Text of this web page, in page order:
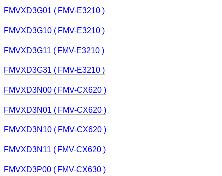
FMVXD3G01 ( FMV-E3210 )
FMVXD3G10 ( FMV-E3210 )
FMVXD3G11 ( FMV-E3210 )
FMVXD3G31 ( FMV-E3210 )
FMVXD3N00 ( FMV-CX620 )
FMVXD3N01 ( FMV-CX620 )
FMVXD3N10 ( FMV-CX620 )
FMVXD3N11 ( FMV-CX620 )
FMVXD3P00 ( FMV-CX630 )